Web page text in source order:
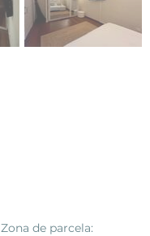
Zona de parcela: